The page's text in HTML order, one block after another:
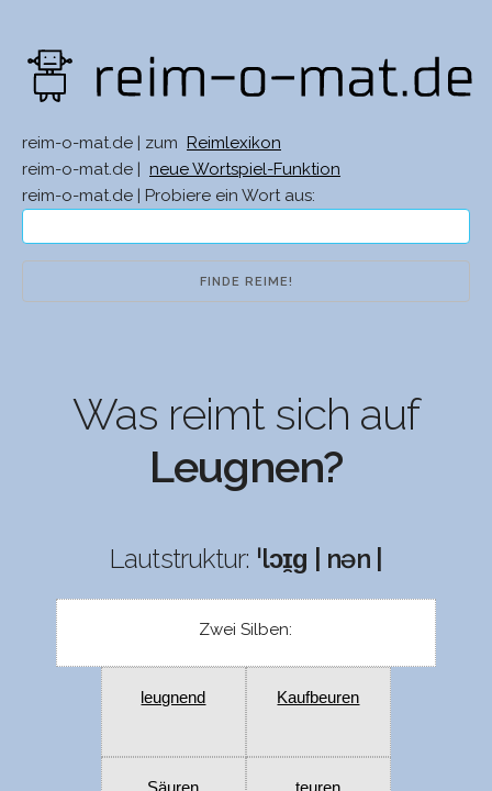
reim-o-mat.de | zum
Reimlexikon
reim-o-mat.de |
neue Wortspiel-Funktion
reim-o-mat.de | Probiere ein Wort aus:
Was reimt sich auf
Leugnen?
Lautstruktur: ˈlɔɪ̯ɡ | nən |
Zwei Silben:
leugnend Kaufbeuren